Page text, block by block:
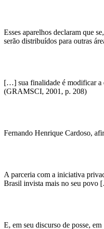
Esses aparelhos declaram que
serão distribuídos para outras
[…] sua finalidade é modificar a
(GRAMSCI, 2001, p. 208)
Fernando Henrique Cardoso,
A parceria com a iniciativa
Brasil invista mais no seu
E, em seu discurso de posse,